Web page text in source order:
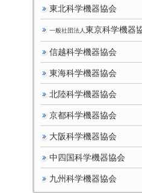
東北科学機器協会
一般社団法人 東京科学機器
信越科学機器協会
東海科学機器協会
北陸科学機器協会
京都科学機器協会
大阪科学機器協会
中四国科学機器協会
九州科学機器協会